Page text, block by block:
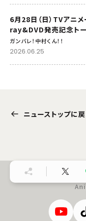
6月28日（日）TVアニメ
ray&DVD発売記念ト
ガンバレ！中村くん！！
2026.06.25
ニューストップに